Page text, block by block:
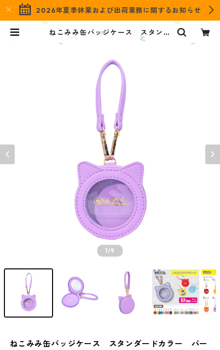
2026年夏季休業および出荷業務に関するお知らせ
ねこみみ缶バッジケース スタンダ
ードカラー パープル ONCS-S-P
1/9
ねこみみ缶バッジケース スタンダードカラー パー